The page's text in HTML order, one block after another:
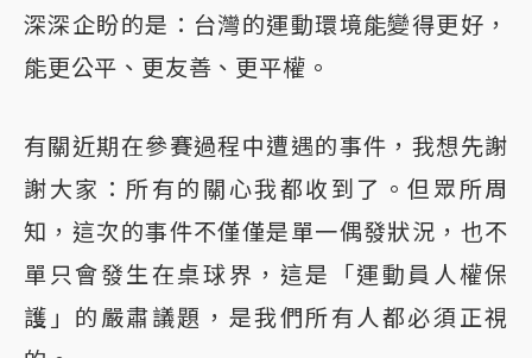
深深企盼的是：台灣的運動環境能變得更好，
能更公平、更友善、更平權。
有關近期在參賽過程中遭遇的事件，我想先謝
謝大家：所有的關心我都收到了。但眾所周
知，這次的事件不僅僅是單一偶發狀況，也不
單只會發生在桌球界，這是「運動員人權保
護」的嚴肅議題，是我們所有人都必須正視